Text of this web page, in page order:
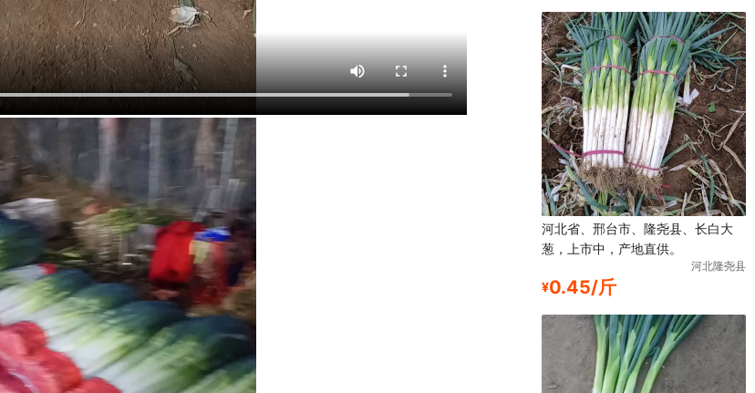
河北省、邢台市、隆尧县、长白大
葱，上市中，产地直供。
河北隆尧县
¥0.45/斤